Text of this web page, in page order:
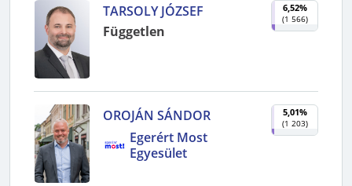
TARSOLY JÓZSEF
Független
6,52%
(1 566)
OROJÁN SÁNDOR
Egerért Most
Egyesület
5,01%
(1 203)